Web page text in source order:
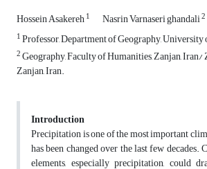
Hossein Asakereh1 Nasrin Varnaseri ghandali2
1Professor, Department of Geography, University
2Geography, Faculty of Humanities, Zanjan,
Zanjan, Iran.
Introduction
Precipitation is one of the most important
has been changed over the last few
elements, especially precipitation, could